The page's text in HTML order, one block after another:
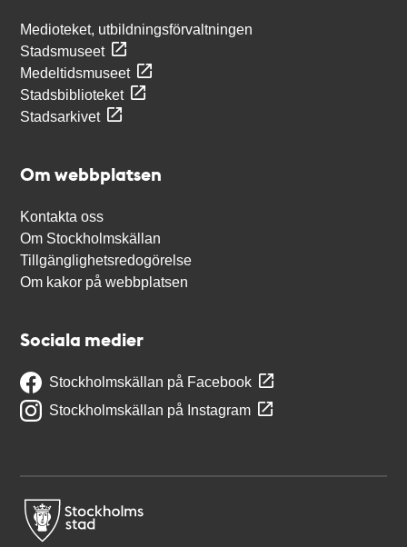
Medioteket, utbildningsförvaltningen
Stadsmuseet
Medeltidsmuseet
Stadsbiblioteket
Stadsarkivet
Om webbplatsen
Kontakta oss
Om Stockholmskällan
Tillgänglighetsredogörelse
Om kakor på webbplatsen
Sociala medier
Stockholmskällan på Facebook
Stockholmskällan på Instagram